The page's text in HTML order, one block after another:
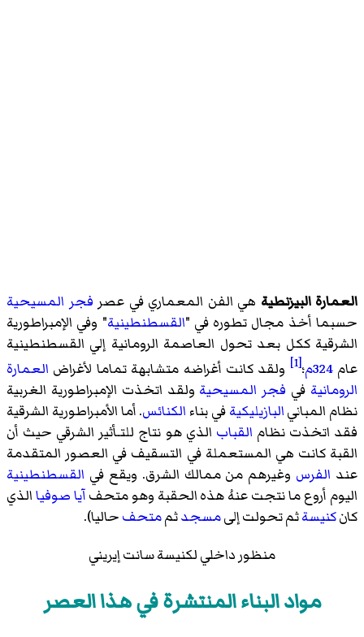
العمارة البيزنطية هي الفن المعماري في عصر فجر المسيحية
حسبما أخذ مجال تطوره في "القسطنطينية" وفي الإمبراطورية
الشرقية ككل بعد تحول العاصمة الرومانية إلي القسطنطينية
عام324م ؛[1] ولقد كانت أغراضه متشابهة تماما لأغراض العمارة
الرومانية في فجر المسيحية ولقد اتخذت الإمبراطورية الغربية
نظام المبانيالبازيليكيةفي بناء الكنائس. أما الأمبراطورية الشرقية
فقد اتخذت نظام القباب الذي هو نتاج للتـأثير الشرقي حيث أن
القبة كانت هي المستعملة في التسقيف في العصور المتقدمة
عند الفرس وغيرهم من ممالك الشرق. ويقع في القسطنطينية
اليوم أروع ما نتجت عنهُ هذه الحقبة وهو متحفآيا صوفياالذي
كانكنيسةثم تحولت إلىمسجدثممتحفحاليا).
منظور داخلي لكنيسة سانت إيريني
مواد البناء المنتشرة في هذا العصر